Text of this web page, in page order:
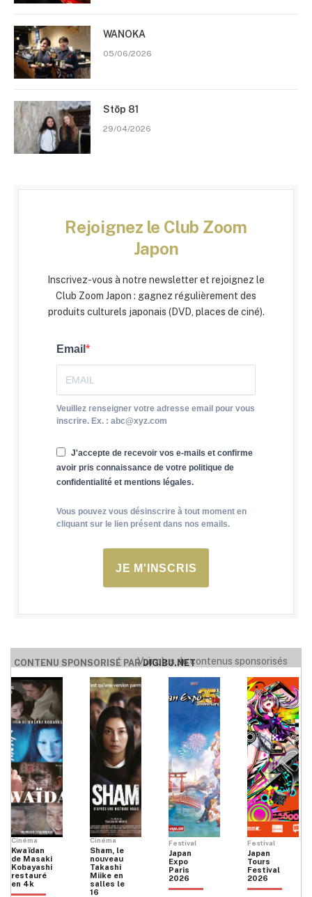
WANOKA
05/06/2026
Stōp 81
29/04/2026
Rejoignez le Club Zoom
Japon
Inscrivez-vous à notre newsletter et rejoignez le
Club Zoom Japon : gagnez régulièrement des
produits culturels japonais (DVD, places de ciné).
Email
Veuillez renseigner votre adresse email pour vous
inscrire. Ex. : abc@xyz.com
J'accepte de recevoir vos e-mails et confirme
avoir pris connaissance de votre politique de
confidentialité et mentions légales.
Vous pouvez vous désinscrire à tout moment en
cliquant sur le lien présent dans nos emails.
JE M'INSCRIS
CONTENU SPONSORISÉ PARDIGIBU.NET
Voir plus de contenus sponsorisés
Cinéma
Kwaïdan
de Masaki
Kobayashi
restauré
en 4k
Cinéma
Sham, le
nouveau
Takashi
Miike en
salles le
16
Festival
Japan
Expo
Paris
2026
Festival
Japan
Tours
Festival
2026